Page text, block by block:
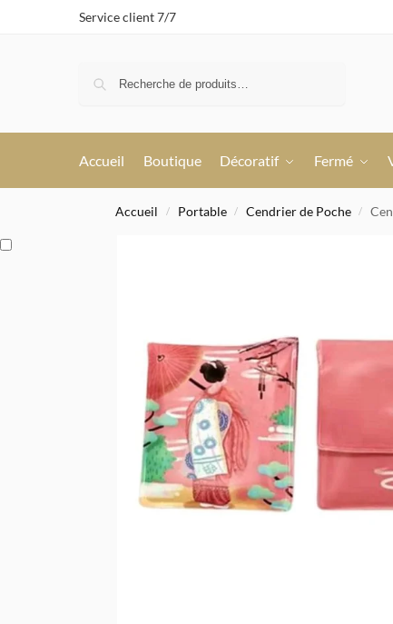
Service client 7/7
Accueil Boutique Décoratif Fermé
Accueil / Portable / Cendrier de Poche /